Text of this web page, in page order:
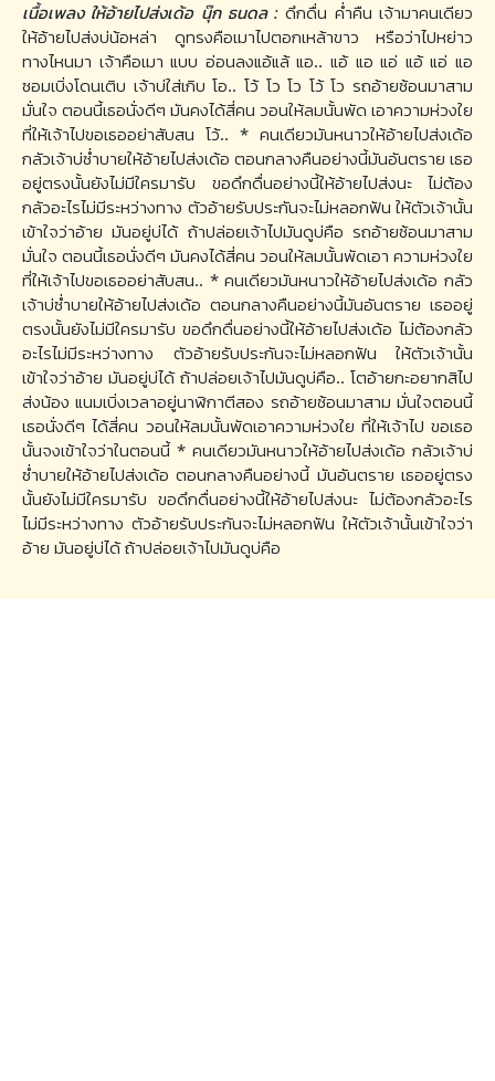
เนื้อเพลง ให้อ้ายไปส่งเด้อ นุ๊ก ธนดล :ดึกดื่น ค่ำคืน เจ้ามาคนเดียว
ให้อ้ายไปส่งบ่น้อหล่า ดูทรงคือเมาไปตอกเหล้าขาว หรือว่าไปหย่าว
ทางไหนมา เจ้าคือเมา แบบ อ่อนลงแอ้แล้ แอ.. แอ้ แอ แอ่ แอ้ แอ่ แอ
ซอมเบิ่งโดนเติบ เจ้าบ่ใส่เกิบ โอ.. โว้ โว โว โว้ โว รถอ้ายซ้อนมาสาม
มั่นใจ ตอนนี้เธอนั่งดีๆ มันคงได้สี่คน วอนให้ลมนั้นพัด เอาความห่วงใย
ที่ให้เจ้าไปขอเธออย่าสับสน โว้.. * คนเดียวมันหนาวให้อ้ายไปส่งเด้อ
กลัวเจ้าบ่ซ่ำบายให้อ้ายไปส่งเด้อ ตอนกลางคืนอย่างนี้มันอันตราย เธอ
อยู่ตรงนั้นยังไม่มีใครมารับ ขอดึกดื่นอย่างนี้ให้อ้ายไปส่งนะ ไม่ต้อง
กลัวอะไรไม่มีระหว่างทาง ตัวอ้ายรับประกันจะไม่หลอกฟัน ให้ตัวเจ้านั้น
เข้าใจว่าอ้าย มันอยู่บ่ได้ ถ้าปล่อยเจ้าไปมันดูบ่คือ รถอ้ายซ้อนมาสาม
มั่นใจ ตอนนี้เธอนั่งดีๆ มันคงได้สี่คน วอนให้ลมนั้นพัดเอา ความห่วงใย
ที่ให้เจ้าไปขอเธออย่าสับสน.. * คนเดียวมันหนาวให้อ้ายไปส่งเด้อ กลัว
เจ้าบ่ซ่ำบายให้อ้ายไปส่งเด้อ ตอนกลางคืนอย่างนี้มันอันตราย เธออยู่
ตรงนั้นยังไม่มีใครมารับ ขอดึกดื่นอย่างนี้ให้อ้ายไปส่งเด้อ ไม่ต้องกลัว
อะไรไม่มีระหว่างทาง ตัวอ้ายรับประกันจะไม่หลอกฟัน ให้ตัวเจ้านั้น
เข้าใจว่าอ้าย มันอยู่บ่ได้ ถ้าปล่อยเจ้าไปมันดูบ่คือ.. โตอ้ายกะอยากสิไป
ส่งน้อง แนมเบิ่งเวลาอยู่นาฬิกาตีสอง รถอ้ายซ้อนมาสาม มั่นใจตอนนี้
เธอนั่งดีๆ ได้สี่คน วอนให้ลมนั้นพัดเอาความห่วงใย ที่ให้เจ้าไป ขอเธอ
นั้นจงเข้าใจว่าในตอนนี้ * คนเดียวมันหนาวให้อ้ายไปส่งเด้อ กลัวเจ้าบ่
ซ่ำบายให้อ้ายไปส่งเด้อ ตอนกลางคืนอย่างนี้ มันอันตราย เธออยู่ตรง
นั้นยังไม่มีใครมารับ ขอดึกดื่นอย่างนี้ให้อ้ายไปส่งนะ ไม่ต้องกลัวอะไร
ไม่มีระหว่างทาง ตัวอ้ายรับประกันจะไม่หลอกฟัน ให้ตัวเจ้านั้นเข้าใจว่า
อ้าย มันอยู่บ่ได้ ถ้าปล่อยเจ้าไปมันดูบ่คือ